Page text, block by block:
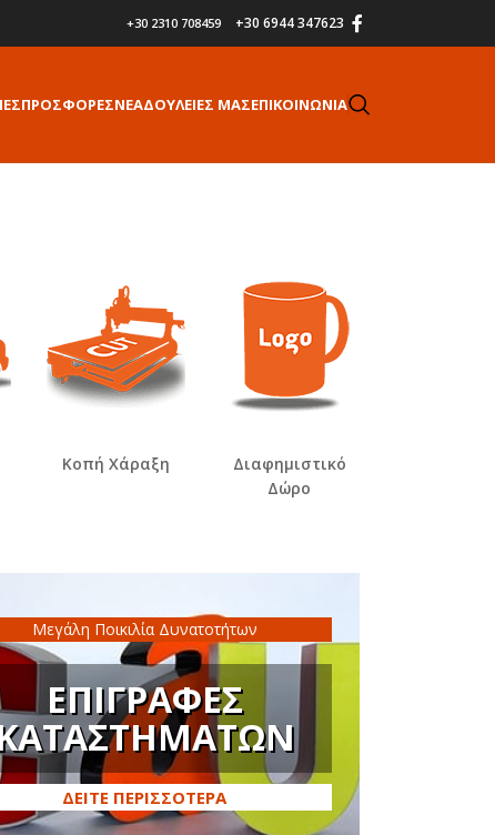
+30 2310 708459 +30 6944 347623
ΠΡΟΣΦΟΡΕΣΝΕΑΔΟΥΛΕΙΕΣ ΜΑΣΕΠΙΚΟΙΝΩΝΙΑ
Κοπή Χάραξη
Διαφημιστικό
Δώρο
Μεγάλη Ποικιλία Δυνατοτήτων
ΕΠΙΓΡΑΦΕΣ
ΔΕΙΤΕ ΠΕΡΙΣΣΟΤΕΡΑ